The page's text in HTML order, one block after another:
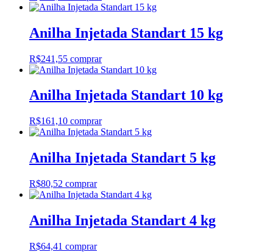
Anilha Injetada Standart 15 kg
R$241,55 comprar
Anilha Injetada Standart 10 kg
R$161,10 comprar
Anilha Injetada Standart 5 kg
R$80,52 comprar
Anilha Injetada Standart 4 kg
R$64,41 comprar